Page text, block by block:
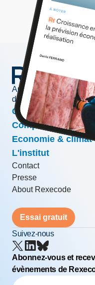
Au service de
développement des
Conjoncture &
Compétitivité &
Economie & climat
L'institut
Contact
Presse
About Rexecode
Essai gratuit
Suivez-nous
Abonnez-vous et
évènements de